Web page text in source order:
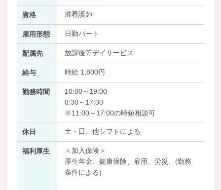
資格 准看護師
雇用形態 日勤パート
配属先 放課後等デイサービス
給与 時給 1,800円
勤務時間
10:00～19:00
8:30～17:30
※11:00～17:00の時短相談可
休日 土・日、他シフトによる
福利厚生
＜加入保険＞
厚生年金、健康保険、雇用、労災、(勤務
条件による)